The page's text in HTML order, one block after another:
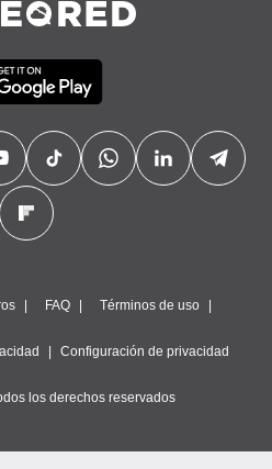
FAQ Términos de uso
Configuración de privacidad
los derechos reservados